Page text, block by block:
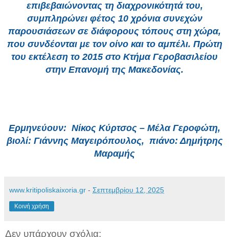
επιβεβαιώνοντας τη διαχρονικότητά του,
συμπληρώνει φέτος 10 χρόνια συνεχών
παρουσιάσεων σε διάφορους τόπους στη χώρα,
που συνδέονται με τον οίνο και το αμπέλι. Πρώτη
του εκτέλεση το 2015 στο Κτήμα Γεροβασιλείου
στην Επανομή της Μακεδονίας.
Ερμηνεύουν: Nίκος Κύρτσος – Μέλα Γεροφώτη,
βιολί: Γιάννης Μαγειρόπουλος, πιάνο: Δημήτρης
Μαραμής
www.kritipoliskaixoria.gr - Σεπτεμβρίου 12, 2025
Κοινή χρήση
Δεν υπάρχουν σχόλια: